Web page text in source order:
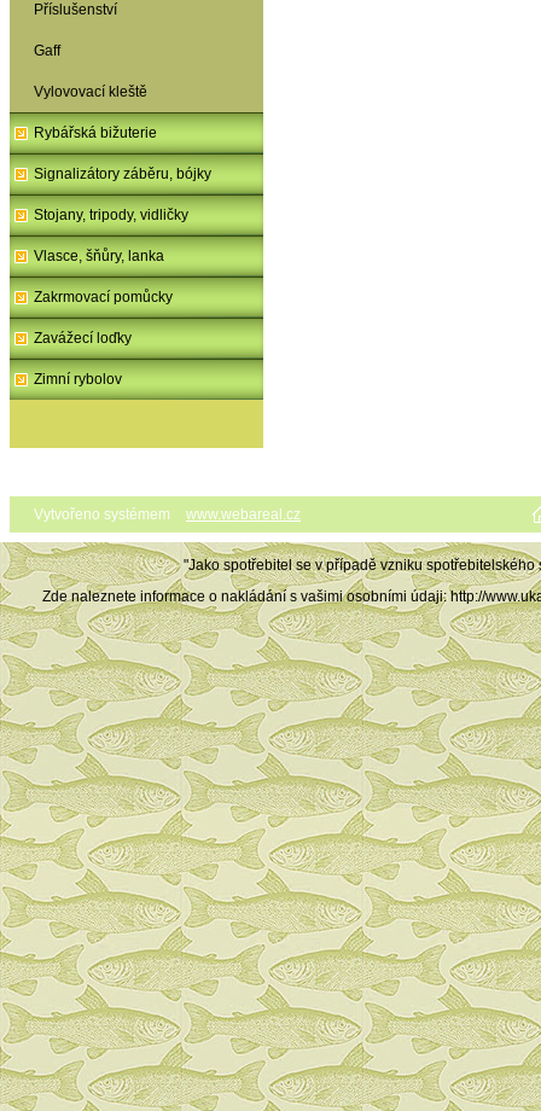
Příslušenství
Gaff
Vylovovací kleště
Rybářská bižuterie
Signalizátory záběru, bójky
Stojany, tripody, vidličky
Vlasce, šňůry, lanka
Zakrmovací pomůcky
Zavážecí loďky
Zimní rybolov
Vytvořeno systémem www.webareal.cz
"Jako spotřebitel se v případě vzniku
Zde naleznete informace o nakládání s vašimi osobními údaji: http://